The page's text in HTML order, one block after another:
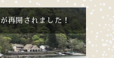
再開されました！